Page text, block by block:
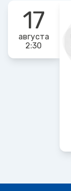
17
августа
2:30